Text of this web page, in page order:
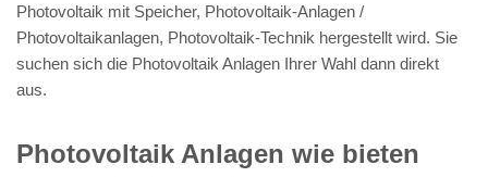
Photovoltaik mit Speicher, Photovoltaik-Anlagen /
Photovoltaikanlagen, Photovoltaik-Technik hergestellt wird. Sie
suchen sich die Photovoltaik Anlagen Ihrer Wahl dann direkt
aus.
Photovoltaik Anlagen wie bieten